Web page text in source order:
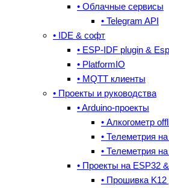
• Облачные сервисы
• Telegram API
• IDE & cофт
• ESP-IDF plugin &
• PlatformIO
• MQTT клиенты
• Проекты и руководства
• Arduino-проекты
• Алкогометр
• Телеметрия
• Телеметрия
• Проекты на ESP32
• Прошивка